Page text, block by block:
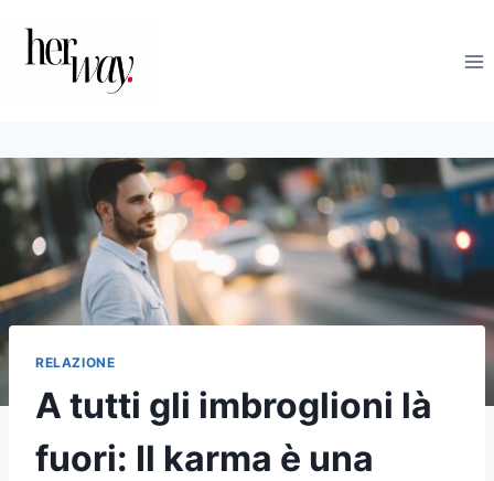
contenuto
RELAZIONE
A tutti gli imbroglioni là
fuori: Il karma è una